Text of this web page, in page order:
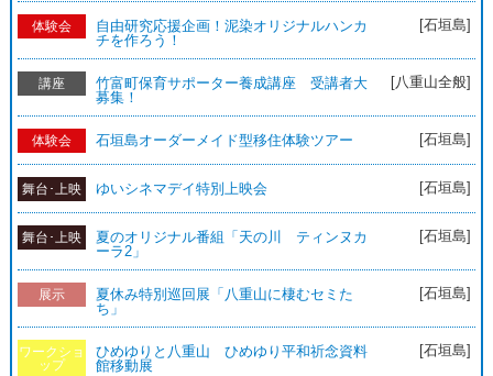
体験会
自由研究応援企画！泥染オリジナルハンカ
チを作ろう！
[石垣島]
講座
竹富町保育サポーター養成講座 受講者大
募集！
[八重山全般]
体験会 石垣島オーダーメイド型移住体験ツアー [石垣島]
舞台･上映 ゆいシネマデイ特別上映会 [石垣島]
舞台･上映
夏のオリジナル番組「天の川 ティンヌカ
ーラ2」
[石垣島]
展示
夏休み特別巡回展「八重山に棲むセミた
ち」
[石垣島]
ワークショ
ップ
ひめゆりと八重山 ひめゆり平和祈念資料
館移動展
[石垣島]